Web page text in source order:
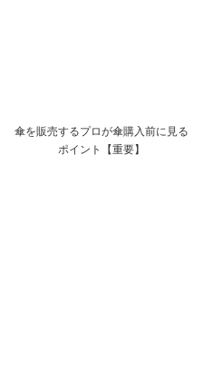
傘を販売するプロが傘購入前に見る
ポイント【重要】